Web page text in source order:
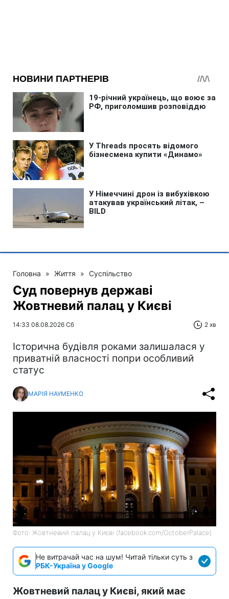
Головна » Життя » Суспільство
Суд повернув державі
Жовтневий палац у Києві
14:33 08.08.2026 Сб 2 хв
Історична будівля роками залишалася у
приватній власності попри особливий
статус
МАРІЯ НАУМЕНКО
Фото: Жовтневий палац у Києві (facebook.com/OctoberPalace)
Не витрачай час на шум! Читай тільки суть з
РБК-Україна у Google
Жовтневий палац у Києві, який має